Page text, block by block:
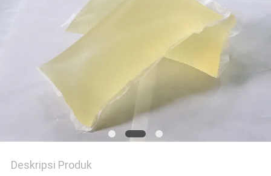
Deskripsi Produk